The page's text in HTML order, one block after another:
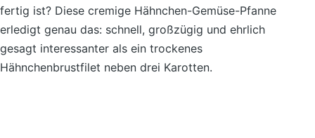
fertig ist? Diese cremige Hähnchen-Gemüse-Pfanne
erledigt genau das: schnell, großzügig und ehrlich
gesagt interessanter als ein trockenes
Hähnchenbrustfilet neben drei Karotten.